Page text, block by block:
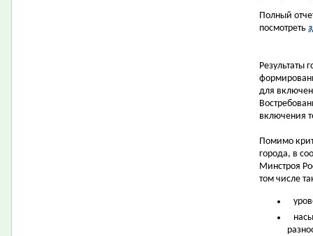
Полный
посмотреть
Результаты
для
включения
Помимо
города, в
Минстроя
том числе